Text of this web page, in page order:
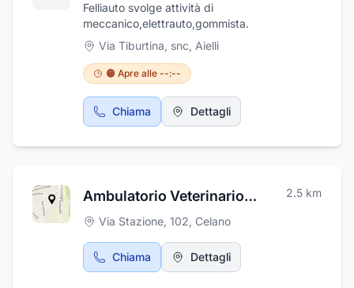
Felliauto svolge attività di
meccanico,elettrauto,gommista.
Via Tiburtina, snc, Aielli
🟠 Apre alle --:--
Chiama Dettagli
Ambulatorio Veterinario Dott. Giuseppe Cotturone 2.5 km
Via Stazione, 102, Celano
Chiama Dettagli